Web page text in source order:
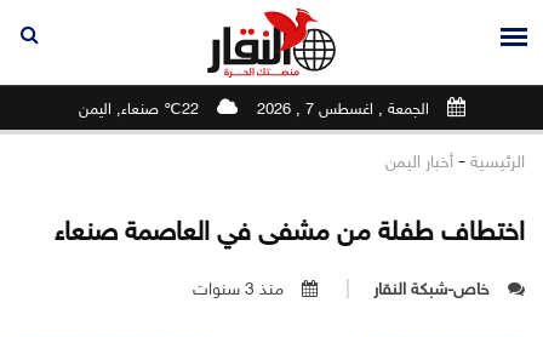
الجمعة , اغسطس 7 , 2026 22℃ صنعاء, اليمن
الرئيسية - أخبار اليمن
اختطاف طفلة من مشفى في العاصمة صنعاء
خاص-شبكة النقار منذ 3 سنوات